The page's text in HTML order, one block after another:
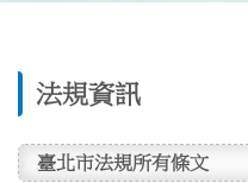
法規資訊
臺北市法規所有條文